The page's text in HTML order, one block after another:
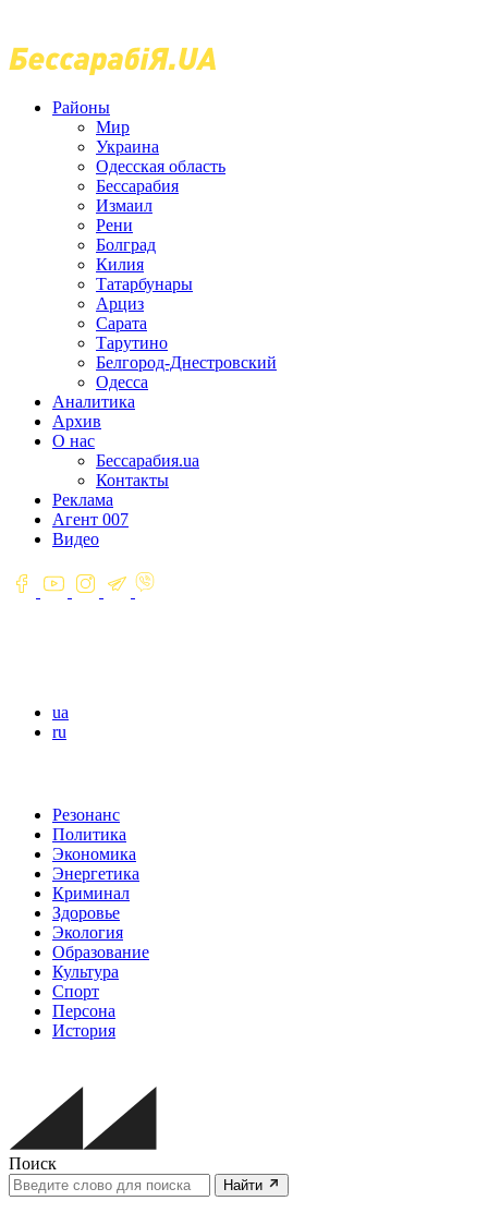
Районы
Мир
Украина
Одесская область
Бессарабия
Измаил
Рени
Болград
Килия
Татарбунары
Арциз
Сарата
Тарутино
Белгород-Днестровский
Одесса
Аналитика
Архив
О нас
Бессарабия.ua
Контакты
Реклама
Агент 007
Видео
ua
ru
Резонанс
Политика
Экономика
Энергетика
Криминал
Здоровье
Экология
Образование
Культура
Спорт
Персона
История
Поиск
Найти